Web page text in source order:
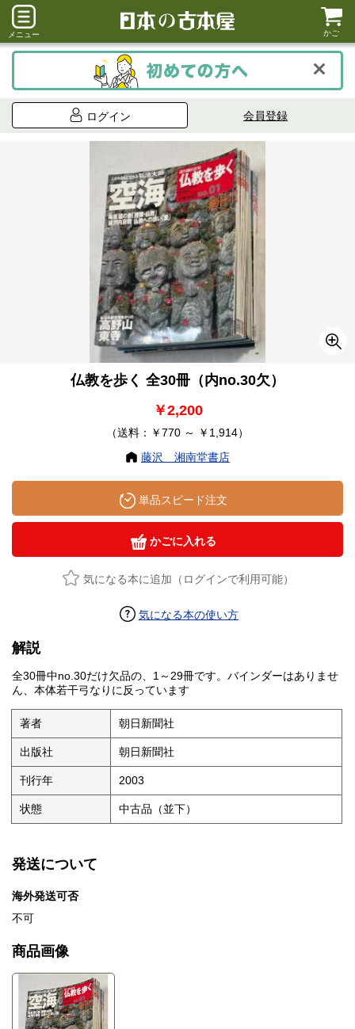
メニュー かご
ログイン 会員登録
仏教を歩く 全30冊（内no.30欠）
￥2,200
（送料：￥770 ～ ￥1,914）
藤沢 湘南堂書店
単品スピード注文
かごに入れる
気になる本に追加（ログインで利用可能）
気になる本の使い方
解説
全30冊中no.30だけ欠品の、1～29冊です。バインダーはありませ
ん、本体若干弓なりに反っています
著者 朝日新聞社
出版社 朝日新聞社
刊行年 2003
状態 中古品（並下）
発送について
海外発送可否
不可
商品画像